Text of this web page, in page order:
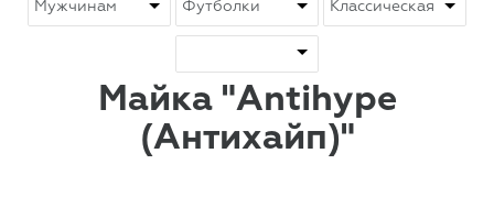
Майка "Antihype
(Антихайп)"